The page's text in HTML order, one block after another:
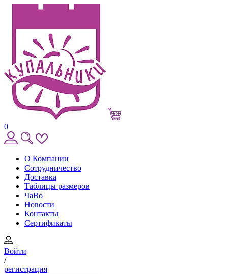
0
О Компании
Сотрудничество
Доставка
Таблицы размеров
ЧаВо
Новости
Контакты
Сертификаты
Войти
/
регистрация